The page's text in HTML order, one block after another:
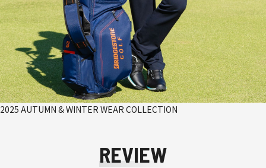
2025 AUTUMN & WINTER WEAR COLLECTION
REVIEW